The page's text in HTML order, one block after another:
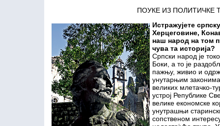
ПОУКЕ ИЗ ПОЛИТИЧКЕ
Истражујете
Херцеговине,
наш народ на том
чува та историја?
Српски народ је
Боки, а то је
пажњу, живио и
унутарњим
великих млетачко-
устрој Републике
велике економске
унутрашњи
сопственом